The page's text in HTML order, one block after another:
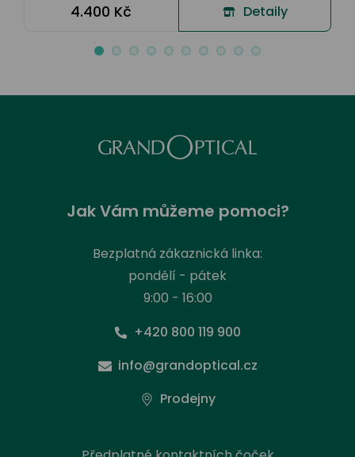
4.400 Kč Detaily
Jak Vám můžeme pomoci?
Bezplatná zákaznická linka:
pondělí - pátek
9:00 - 16:00
+420 800 119 900
info@grandoptical.cz
Prodejny